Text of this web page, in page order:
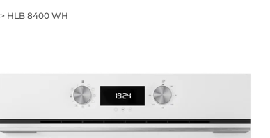
> HLB 8400 WH